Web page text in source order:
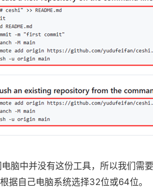
脑中并没有这份工具，所以我们
据自己电脑系统选择32位或64位。